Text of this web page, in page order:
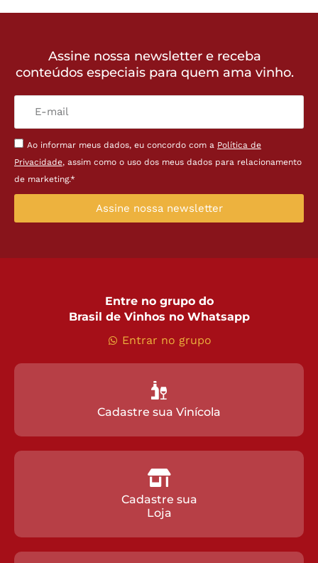
Assine nossa newsletter e receba
conteúdos especiais para quem ama vinho.
Ao informar meus dados, eu concordo com a Política de
Privacidade, assim como o uso dos meus dados para relacionamento
de marketing.*
Assine nossa newsletter
Entre no grupo do
Brasil de Vinhos no Whatsapp
Entrar no grupo
Cadastre sua Vinícola
Cadastre sua
Loja